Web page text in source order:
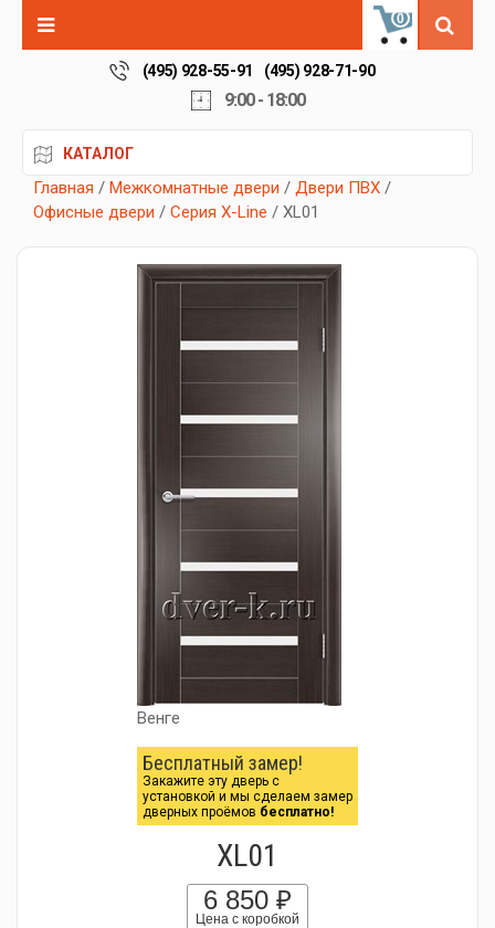
0
(495) 928-55-91 (495) 928-71-90
9:00 - 18:00
КАТАЛОГ
Главная / Межкомнатные двери / Двери ПВХ /
Офисные двери / Серия X-Line / XL01
Венге
Бесплатный замер!
Закажите эту дверь с
установкой и мы сделаем замер
дверных проёмов бесплатно!
XL01
6 850 ₽
Цена с коробкой